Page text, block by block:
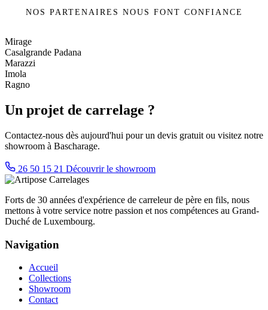
NOS PARTENAIRES NOUS FONT CONFIANCE
Mirage
Casalgrande Padana
Marazzi
Imola
Ragno
Un projet de carrelage ?
Contactez-nous dès aujourd'hui pour un devis gratuit ou visitez notre
showroom à Bascharage.
26 50 15 21 Découvrir le showroom
Forts de 30 années d'expérience de carreleur de père en fils, nous
mettons à votre service notre passion et nos compétences au Grand-
Duché de Luxembourg.
Navigation
Accueil
Collections
Showroom
Contact